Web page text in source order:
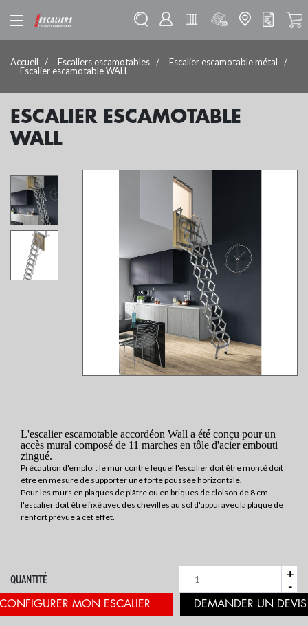
Accueil Escaliers escamotables
Escalier escamotable métal
Escalier escamotable WALL
ESCALIER ESCAMOTABLE
WALL
L'escalier escamotable accordéon Wall a été conçu pour un
accès mural composé de 11 marches en tôle d'acier embouti
zingué.
Précaution d'emploi : le mur contre lequel l'escalier doit être monté doit
être en mesure de supporter une forte poussée horizontale.
Pour les murs en plaques de plâtre ou en briques de cloison de 8 cm
l'escalier doit être fixé avec des chevilles au sol d'appui avec la plaque de
renfort prévue à cet effet.
QUANTITÉ
+
-
CONFIGURER MON ESCALIER